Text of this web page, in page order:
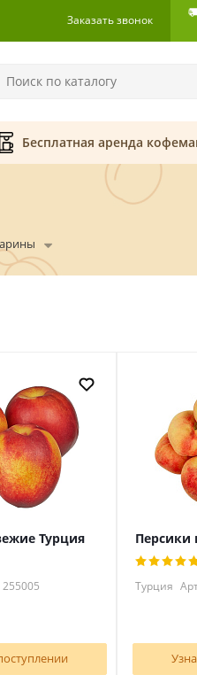
Заказать звонок
Бесплатная аренда
Турция
Турция